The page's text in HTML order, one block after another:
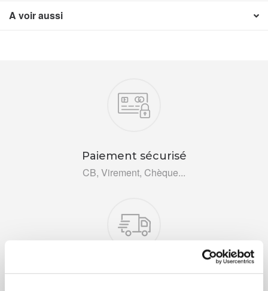
A voir aussi
Paiement sécurisé
CB, Virement, Chèque...
Livraison rapide 48h